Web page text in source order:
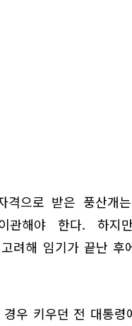
으로 받은 풍산개
이관해야 한다. 하
려해 임기가 끝난
우 키우던 전 대통